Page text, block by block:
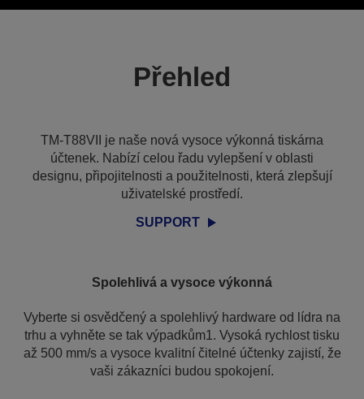
Přehled
TM-T88VII je naše nová vysoce výkonná tiskárna
účtenek. Nabízí celou řadu vylepšení v oblasti
designu, připojitelnosti a použitelnosti, která zlepšují
uživatelské prostředí.
SUPPORT
Spolehlivá a vysoce výkonná
Vyberte si osvědčený a spolehlivý hardware od lídra na
trhu a vyhněte se tak výpadkům1. Vysoká rychlost tisku
až 500 mm/s a vysoce kvalitní čitelné účtenky zajistí, že
vaši zákazníci budou spokojení.